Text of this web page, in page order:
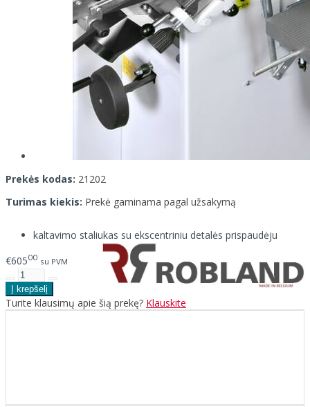
Prekės kodas: 21202
Turimas kiekis: Prekė gaminama pagal užsakymą
kaltavimo staliukas su ekscentriniu detalės prispaudėju
€60500 su PVM
Turite klausimų apie šią prekę? Klauskite